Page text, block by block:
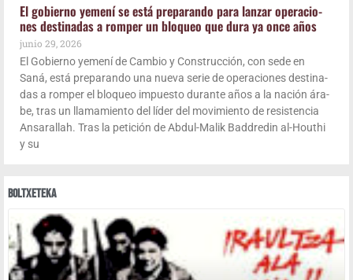
El gobierno yeme­ní se está pre­pa­ran­do para lan­zar ope­ra­cio­
nes des­ti­na­das a rom­per un blo­queo que dura ya once años
junio 29, 2026
El Gobierno yeme­ní de Cam­bio y Cons­truc­ción, con sede en
Saná, está pre­pa­ran­do una nue­va serie de ope­ra­cio­nes des­ti­na­
das a rom­per el blo­queo impues­to duran­te años a la nación ára­
be, tras un lla­ma­mien­to del líder del movi­mien­to de resis­ten­cia
Ansa­ra­llah. Tras la peti­ción de Abdul-Malik Bad­dre­din al-Houthi
y su
Boltxe­te­ka